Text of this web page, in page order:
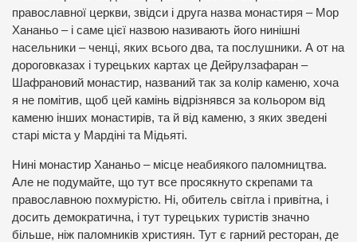
православної церкви, звідси і друга назва монастиря – Мор
Хананьо – і саме цієї назвою називають його нинішні
насельники – ченці, яких всього два, та послушники. А от на
дороговказах і турецьких картах це Дейрулзафаран –
Шафрановий монастир, названий так за колір каменю, хоча
я не помітив, щоб цей камінь відрізнявся за кольором від
каменю інших монастирів, та й від каменю, з яких зведені
старі міста у Мардіні та Мідьяті.
Нині монастир Хананьо – місце неабиякого паломництва.
Але не подумайте, що тут все просякнуто скрепами та
православною похмурістю. Ні, обитель світла і привітна, і
досить демократична, і тут турецьких туристів значно
більше, ніж паломників християн. Тут є гарний ресторан, де